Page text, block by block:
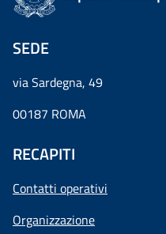
SEDE
via Sardegna, 49
00187 ROMA
RECAPITI
Contatti operativi
Organizzazione